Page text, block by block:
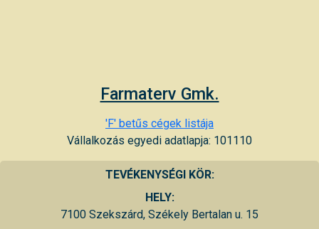
Farmaterv Gmk.
'F' betűs cégek listája
Vállalkozás egyedi adatlapja: 101110
TEVÉKENYSÉGI KÖR:
HELY:
7100 Szekszárd, Székely Bertalan u. 15